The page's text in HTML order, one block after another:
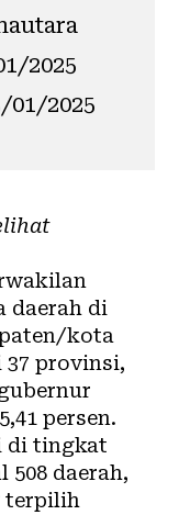
2025
01/2025
daerah di
kota
37 provinsi,
persen.
di tingkat
daerah,
terpilih